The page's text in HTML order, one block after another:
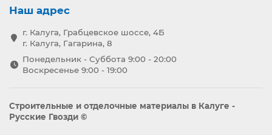
Наш адрес
г. Калуга, Грабцевское шоссе, 4Б
г. Калуга, Гагарина, 8
Понедельник - Суббота 9:00 - 20:00
Воскресенье 9:00 - 19:00
Строительные и отделочные материалы в Калуге -
Русские Гвозди ©